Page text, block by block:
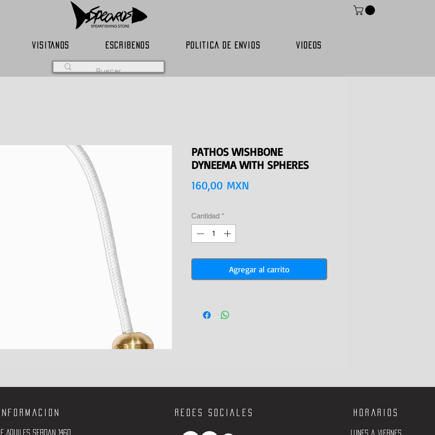
VISITANOS ESCRIBENOS POLITICA DE ENVIOS VIDEOS
PATHOS WISHBONE
DYNEEMA WITH SPHERES
160,00 MXN
Cantidad *
Agregar al carrito
Aquiles Serdan 1460,
Redes sociales Horarios
Lunes a viernes